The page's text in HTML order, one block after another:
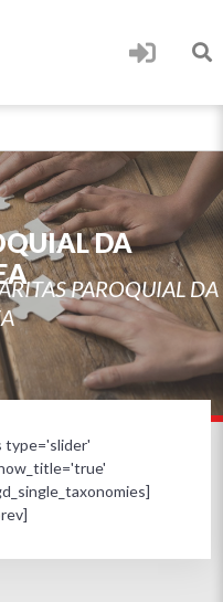
DA
PAROQUIAL DA
type='slider'